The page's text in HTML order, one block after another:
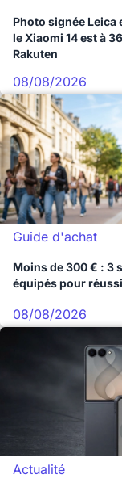
Photo signée Leica
le Xiaomi 14 est à
Rakuten
08/08/2026
Guide d'achat
Moins de 300 € : 3
équipés pour
08/08/2026
Actualité